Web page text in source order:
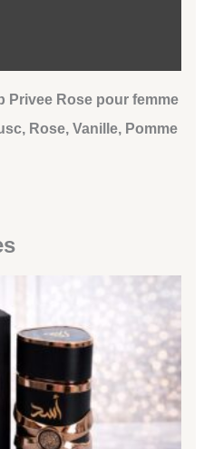
Privee Rose pour femme
Rose, Vanille, Pomme